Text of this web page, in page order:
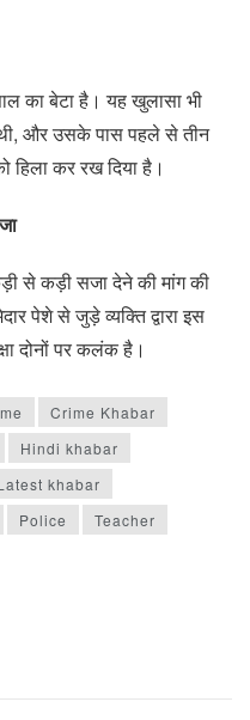
का बेटा है। यह खुलासा भी
और उसके पास पहले से तीन
हिला कर रख दिया है।
से कड़ी सजा देने की मांग की
पेशे से जुड़े व्यक्ति द्वारा इस
दोनों पर कलंक है।
Crime Khabar
Hindi khabar
khabar
Police
Teacher